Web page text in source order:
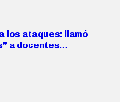
los ataques: llamó
a docentes…